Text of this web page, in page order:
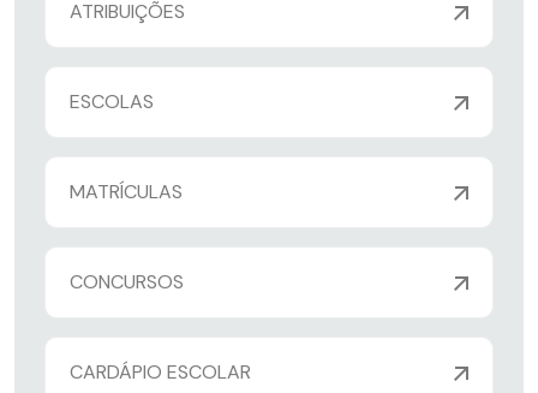
ATRIBUIÇÕES
ESCOLAS
MATRÍCULAS
CONCURSOS
CARDÁPIO ESCOLAR